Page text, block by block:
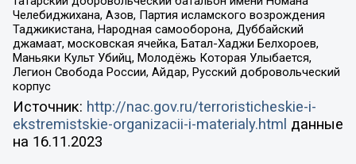
Челебиджихана, Азов, Партия исламского возрождения
Таджикистана, Народная самооборона, Дуббайский
джамаат, московская ячейка, Батал-Хаджи Белхороев,
Маньяки Культ Убийц, Молодёжь Которая Улыбается,
Легион Свобода России, Айдар, Русский добровольческий
корпус
Источник: http://nac.gov.ru/terroristicheskie-i-
ekstremistskie-organizacii-i-materialy.html данные
на 16.11.2023